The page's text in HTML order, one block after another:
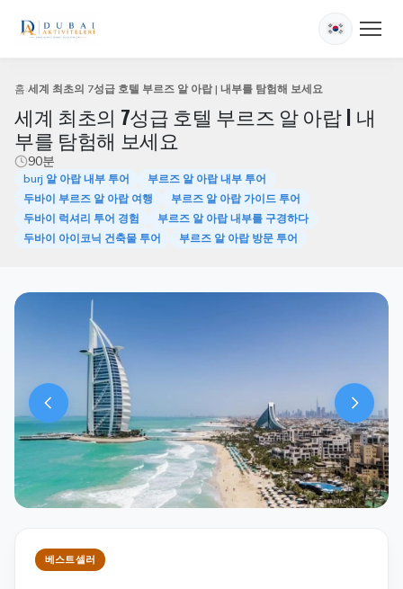
홈 세계 최초의 7성급 호텔 부르즈 알 아랍 | 내부를 탐험해 보세요
세계 최초의 7성급 호텔 부르즈 알 아랍 | 내
부를 탐험해 보세요
90분
burj 알 아랍 내부 투어
부르즈 알 아랍 내부 투어
두바이 부르즈 알 아랍 여행
부르즈 알 아랍 가이드 투어
두바이 럭셔리 투어 경험
부르즈 알 아랍 내부를 구경하다
두바이 아이코닉 건축물 투어
부르즈 알 아랍 방문 투어
베스트셀러